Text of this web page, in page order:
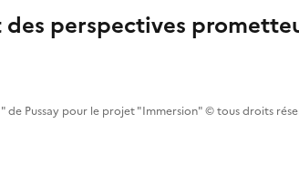
perspectives
de Pussay pour le projet "Immersion" © tous droits